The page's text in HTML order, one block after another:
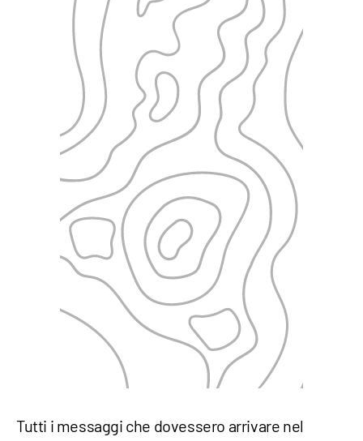
Tutti i messaggi che dovessero arrivare nel